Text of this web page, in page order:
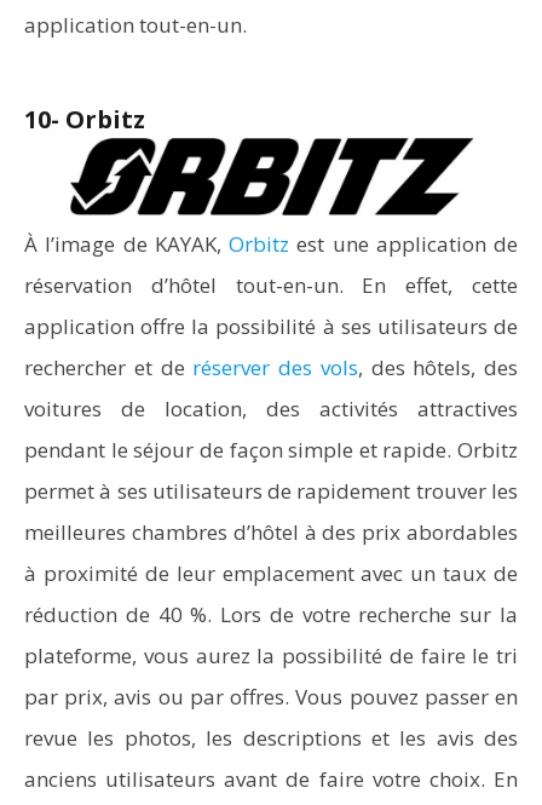
application tout-en-un.
10- Orbitz
À l’image de KAYAK, Orbitz est une application de
réservation d’hôtel tout-en-un. En effet, cette
application offre la possibilité à ses utilisateurs de
rechercher et de réserver des vols, des hôtels, des
voitures de location, des activités attractives
pendant le séjour de façon simple et rapide. Orbitz
permet à ses utilisateurs de rapidement trouver les
meilleures chambres d’hôtel à des prix abordables
à proximité de leur emplacement avec un taux de
réduction de 40 %. Lors de votre recherche sur la
plateforme, vous aurez la possibilité de faire le tri
par prix, avis ou par offres. Vous pouvez passer en
revue les photos, les descriptions et les avis des
anciens utilisateurs avant de faire votre choix. En